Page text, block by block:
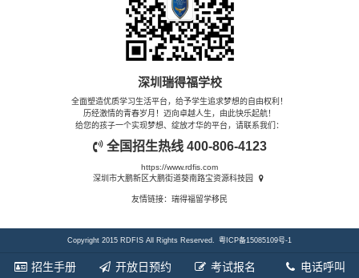
深圳瑞得福学校
全面塑造优质学习生活平台，给予学生追求梦想的自由权利！
历经激情的青春岁月！迈向卓越人生，由此快乐起航！
给您的孩子一个实现梦想、绽放才华的平台，请联系我们：
全国招生热线 400-806-4123
https://www.rdfis.com
深圳市大鹏新区大鹏街道葵南路宝资源科技园
友情链接： 瑞得福留学移民
Copyright 2015 RDFIS All Rights Reserved. 粤ICP备15085109号-1
招生手册 开放日预约 考试报名 电话呼叫